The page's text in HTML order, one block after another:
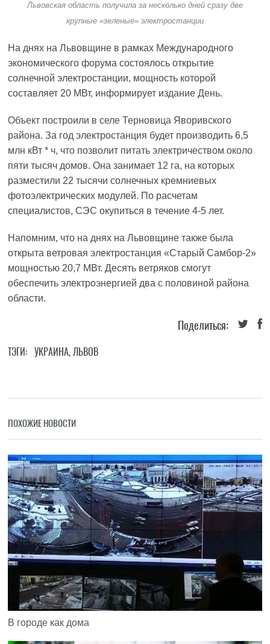
Львовская область получила за несколько дней сразу две
крупные «зеленые» электростанции
На днях на Львовщине в рамках Международного
экономического форума состоялось открытие
солнечной электростанции, мощность которой
составляет 20 МВт, информирует издание День.
Объект ​​построили в селе Терновица Яворивского
района. За год электростанция будет производить 6,5
млн кВт * ч, что позволит питать электричеством около
пяти тысяч домов. Она занимает 12 га, на которых
разместили 22 тысячи солнечных кремниевых
фотоэлектрических модулей. По расчетам
специалистов, СЭС окупиться в течение 4-5 лет.
Напомним, что на днях на Львовщине также была
открыта ветровая электростанция ​​«Старый Самбор-2»
мощностью 20,7 МВт. Десять ветряков смогут
обеспечить электроэнергией два с половиной района
области.
Поделиться:
ТЭГИ: УКРАИНА,ЛЬВОВ
ПОХОЖИЕ НОВОСТИ
В городе как дома